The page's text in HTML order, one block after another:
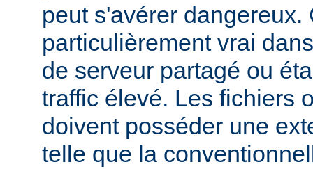
peut s'avérer dangereux.
particulièrement vrai
de serveur partagé ou
traffic élevé. Les fichiers
doivent posséder une
telle que la